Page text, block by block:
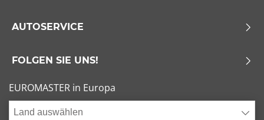
AUTOSERVICE
FOLGEN SIE UNS!
EUROMASTER in Europa
Land auswählen